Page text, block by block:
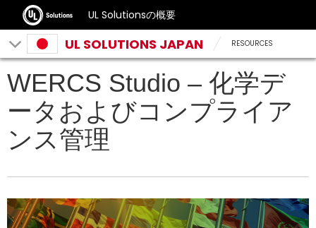
UL Solutionsの概要
UL SOLUTIONS JAPAN RESOURCES
WERCS Studio – 化学デ
ータおよびコンプライア
ンス管理